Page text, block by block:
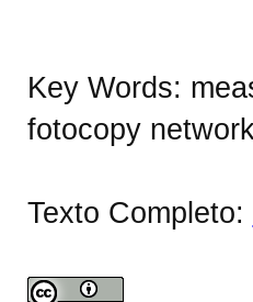
Key Words:
fotocopy
Texto Completo: